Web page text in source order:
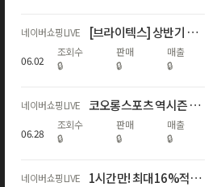
네이버쇼핑LIVE [브라이텍스] 상반기 결산, WINNERS FAIR
06.02
조회수
🔒
판매
🔒
매출
🔒
네이버쇼핑LIVE 코오롱스포츠 역시즌 안타티카 & 신상 데이팩 라이브
06.28
조회수
🔒
판매
🔒
매출
🔒
네이버쇼핑LIVE 1시간만! 최대16%적립🌊휴가지원 왔썸머🌊